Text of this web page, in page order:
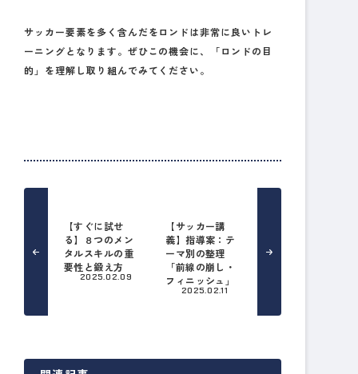
サッカー要素を多く含んだをロンドは非常に良いトレ
ーニングとなります。ぜひこの機会に、「ロンドの目
的」を理解し取り組んでみてください。
【すぐに試せ
る】８つのメン
タルスキルの重
要性と鍛え方
2025.02.09
【サッカー講
義】指導案：テ
ーマ別の整理
「前線の崩し・
フィニッシュ」
2025.02.11